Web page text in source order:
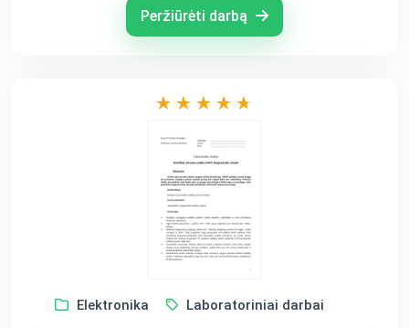
Peržiūrėti darbą
Elektronika Laboratoriniai darbai